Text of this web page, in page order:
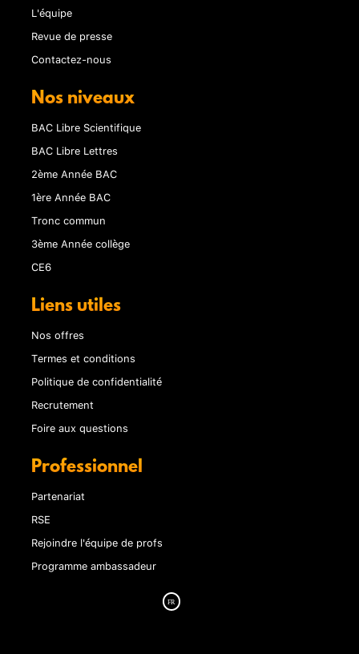
L'équipe
Revue de presse
Contactez-nous
Nos niveaux
BAC Libre Scientifique
BAC Libre Lettres
2ème Année BAC
1ère Année BAC
Tronc commun
3ème Année collège
CE6
Liens utiles
Nos offres
Termes et conditions
Politique de confidentialité
Recrutement
Foire aux questions
Professionnel
Partenariat
RSE
Rejoindre l'équipe de profs
Programme ambassadeur